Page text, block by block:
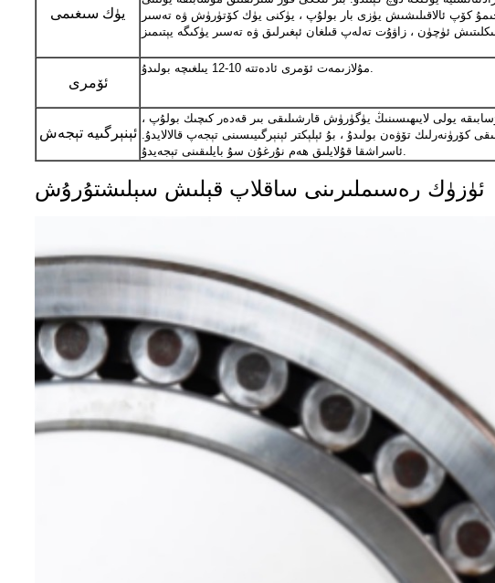
يۈك سىغىمى
كۆپ ئالاقىلىشىش يۈزى بار بولۇپ ، يۈكنى يۈك كۆتۈرۈش ۋە تەسىر
ئۆمرى
مۇلازىمەت ئۆمرى ئادەتتە 10-12 يىلغىچە بولىدۇ.
ئېنېرگىيە تېجەش
يولى لايىھىسىنىڭ يۈگۈرۈش قارشىلىقى بىر قەدەر كىچىك بولۇپ ،
كۆرۈنەرلىك تۆۋەن بولىدۇ ، بۇ ئېلېكتر ئېنېرگىيىسىنى تېجەپ قالالايدۇ.
ئاسراشقا قۇلايلىق ھەم نۇرغۇن سۇ بايلىقىنى تېجەيدۇ.
ئۈزۈك رەسىملىرىنى ساقلاپ قېلىش سېلىشتۇرۇش